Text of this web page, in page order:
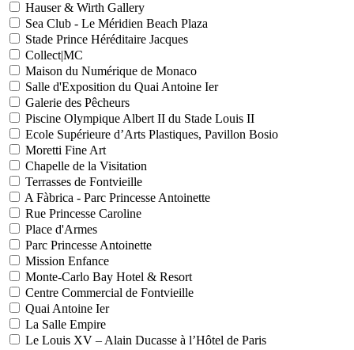
Hauser & Wirth Gallery
Sea Club - Le Méridien Beach Plaza
Stade Prince Héréditaire Jacques
Collect|MC
Maison du Numérique de Monaco
Salle d'Exposition du Quai Antoine Ier
Galerie des Pêcheurs
Piscine Olympique Albert II du Stade Louis II
Ecole Supérieure d’Arts Plastiques, Pavillon Bosio
Moretti Fine Art
Chapelle de la Visitation
Terrasses de Fontvieille
A Fàbrica - Parc Princesse Antoinette
Rue Princesse Caroline
Place d'Armes
Parc Princesse Antoinette
Mission Enfance
Monte-Carlo Bay Hotel & Resort
Centre Commercial de Fontvieille
Quai Antoine Ier
La Salle Empire
Le Louis XV – Alain Ducasse à l’Hôtel de Paris